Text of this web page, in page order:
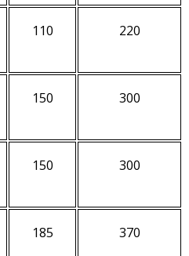
110 220
150 300
150 300
185 370